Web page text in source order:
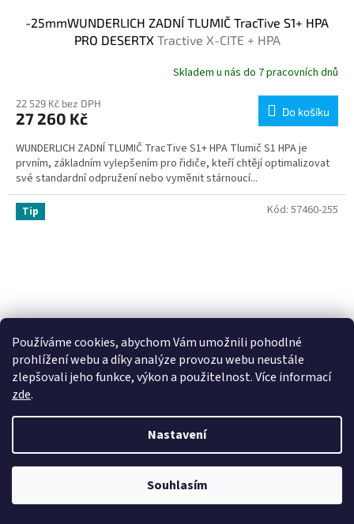
Používáme cookies, abychom Vám umožnili pohodlné
prohlížení webu a díky analýze provozu webu neustále
zlepšovali jeho funkce, výkon a použitelnost. Více informací
zde.
Nastavení
Souhlasím
-25mmWUNDERLICH ZADNÍ TLUMIČ TracTive S1+ HPA
PRO DESERTX Tractive X-CITE + HPA
Skladem u nás do 7 pracovních dnů
22 529 Kč bez DPH
27 260 Kč Do košíku
WUNDERLICH ZADNÍ TLUMIČ TracTive S1+ HPA Tlumič S1 HPA je
prvním, základním vylepšením pro řidiče, kteří chtějí optimalizovat
své standardní odpružení nebo vyměnit stárnoucí...
Tip Kód: 57460-255